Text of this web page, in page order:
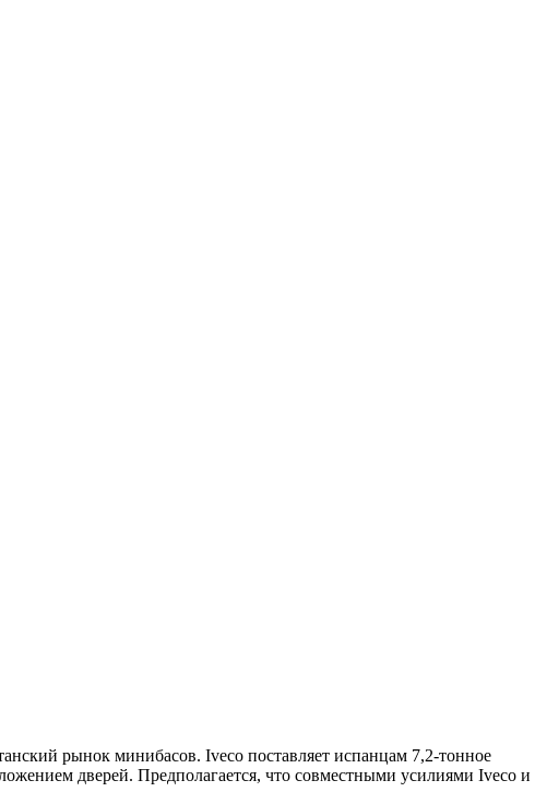
рынок минибасов. Iveco поставляет испанцам 7,2-тонное
дверей. Предполагается, что совместными усилиями Iveco и